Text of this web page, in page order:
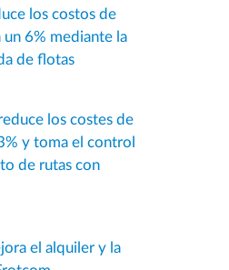
los costos de
6% mediante la
de flotas
los costes de
y toma el control
de rutas con
el alquiler y la